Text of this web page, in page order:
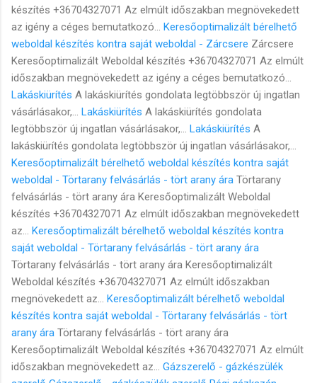
készítés +36704327071 Az elmúlt időszakban megnövekedett
az igény a céges bemutatkozó... Keresőoptimalizált bérelhető
weboldal készítés kontra saját weboldal - Zárcsere Zárcsere
Keresőoptimalizált Weboldal készítés +36704327071 Az elmúlt
időszakban megnövekedett az igény a céges bemutatkozó...
Lakáskiürítés A lakáskiürítés gondolata legtöbbször új ingatlan
vásárlásakor,... Lakáskiürítés A lakáskiürítés gondolata
legtöbbször új ingatlan vásárlásakor,... Lakáskiürítés A
lakáskiürítés gondolata legtöbbször új ingatlan vásárlásakor,...
Keresőoptimalizált bérelhető weboldal készítés kontra saját
weboldal - Törtarany felvásárlás - tört arany ára Törtarany
felvásárlás - tört arany ára Keresőoptimalizált Weboldal
készítés +36704327071 Az elmúlt időszakban megnövekedett
az... Keresőoptimalizált bérelhető weboldal készítés kontra
saját weboldal - Törtarany felvásárlás - tört arany ára
Törtarany felvásárlás - tört arany ára Keresőoptimalizált
Weboldal készítés +36704327071 Az elmúlt időszakban
megnövekedett az... Keresőoptimalizált bérelhető weboldal
készítés kontra saját weboldal - Törtarany felvásárlás - tört
arany ára Törtarany felvásárlás - tört arany ára
Keresőoptimalizált Weboldal készítés +36704327071 Az elmúlt
időszakban megnövekedett az... Gázszerelő - gázkészülék